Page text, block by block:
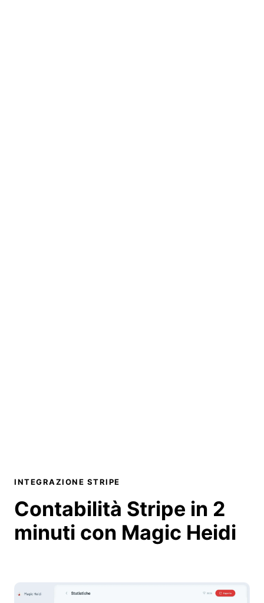
INTEGRAZIONE STRIPE
Contabilità Stripe in 2
minuti con Magic Heidi